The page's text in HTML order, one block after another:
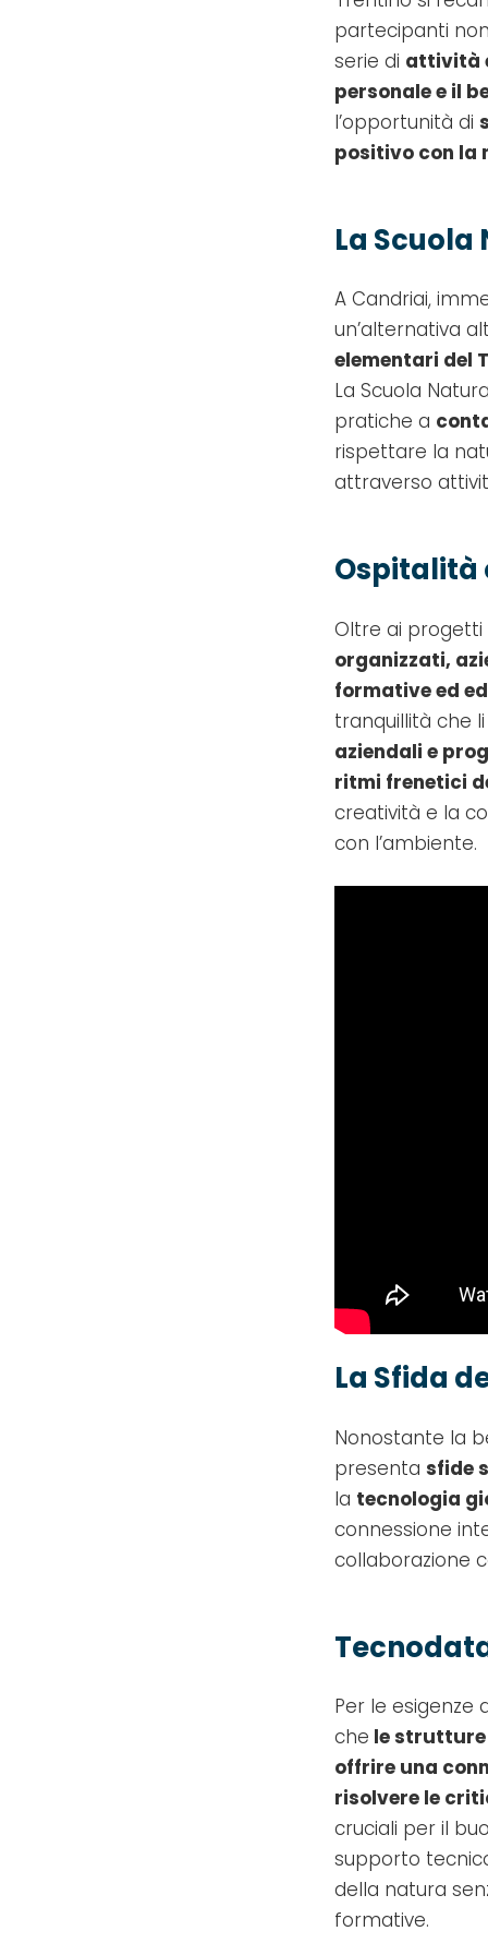
partecipanti
serie di attività
personale e il
l’opportunità di
positivo con la
La
A Candriai,
un’alternativa
elementari del
La Scuola
pratiche a
rispettare la
attraverso
Ospitalità
Oltre ai progetti
organizzati,
formative ed
tranquillità che
aziendali e
ritmi frenetici
creatività e la
con l’ambiente.
La Sfida
Nonostante la
presenta sfide
la tecnologia
connessione
collaborazione
Per le esigenze
che le
offrire una
risolvere le
cruciali per il
supporto
della natura
formative.